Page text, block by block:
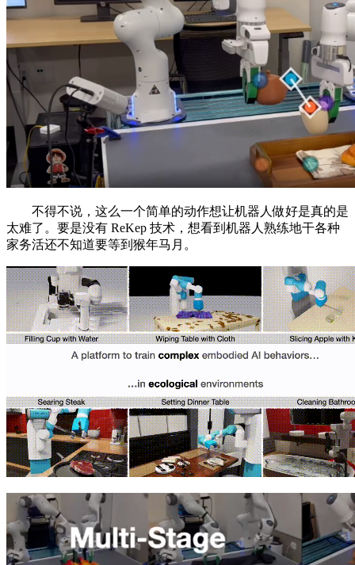
不得不说，这么一个简单的动作想让机器人做好是真的是
太难了。要是没有 ReKep 技术，想看到机器人熟练地干各种
家务活还不知道要等到猴年马月。